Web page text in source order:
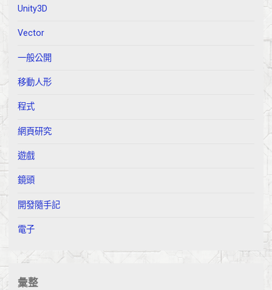
Unity3D
Vector
一般公開
移動人形
程式
網頁研究
遊戲
鏡頭
開發隨手記
電子
彙整